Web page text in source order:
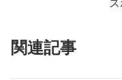
関連記事